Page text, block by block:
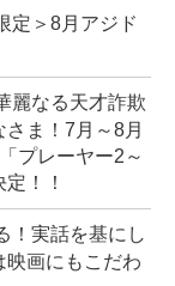
定＞8月アジド
麗なる天才詐欺
ま！7月～8月
プレーヤー2～
！！
！実話を基にし
映画にもこだわ